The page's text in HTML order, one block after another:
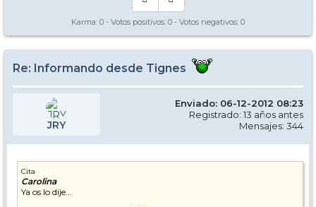
Karma: 0 - Votos positivos: 0 - Votos negativos: 0
Re: Informando desde Tignes
JRY
Enviado: 06-12-2012 08:23
Registrado: 13 años antes
Mensajes: 344
Cita
Carolina
Ya os lo dije...